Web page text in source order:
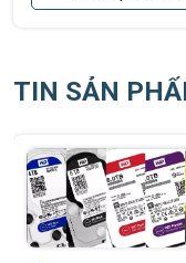
TIN SẢN